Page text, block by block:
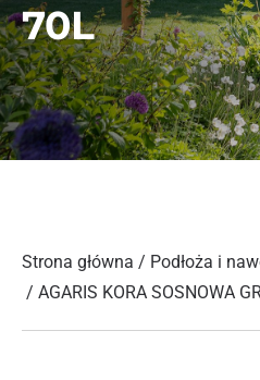
70L
Strona główna / Podłoża i
/ AGARIS KORA SOSNOWA